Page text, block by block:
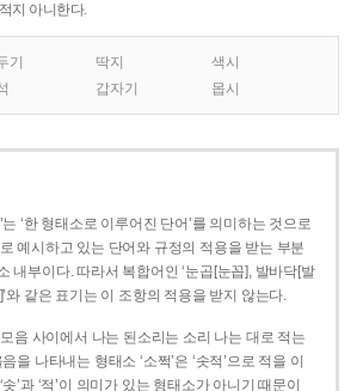
지 아니한다.
기 딱지
색시
갑자기 몹시
는 ‘한 형태소로 이루어진 단어’를 의미하는 것으로
예시하고 있는 단어와 규정의 적용을 받는 부분
내부이다. 따라서 복합어인 ‘눈곱[눈꼽], 발바닥[발
와 같은 표기는 이 조항의 적용을 받지 않는다.
음 사이에서 나는 된소리는 소리 나는 대로 적는
을 나타내는 형태소 ‘소쩍’은 ‘솟적’으로 적을 이
’과 ‘적’이 의미가 있는 형태소가 아니기 때문이